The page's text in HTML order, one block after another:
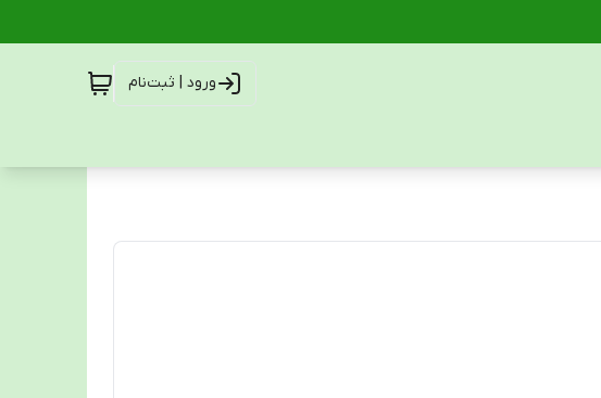
ورود | ثبت‌نام